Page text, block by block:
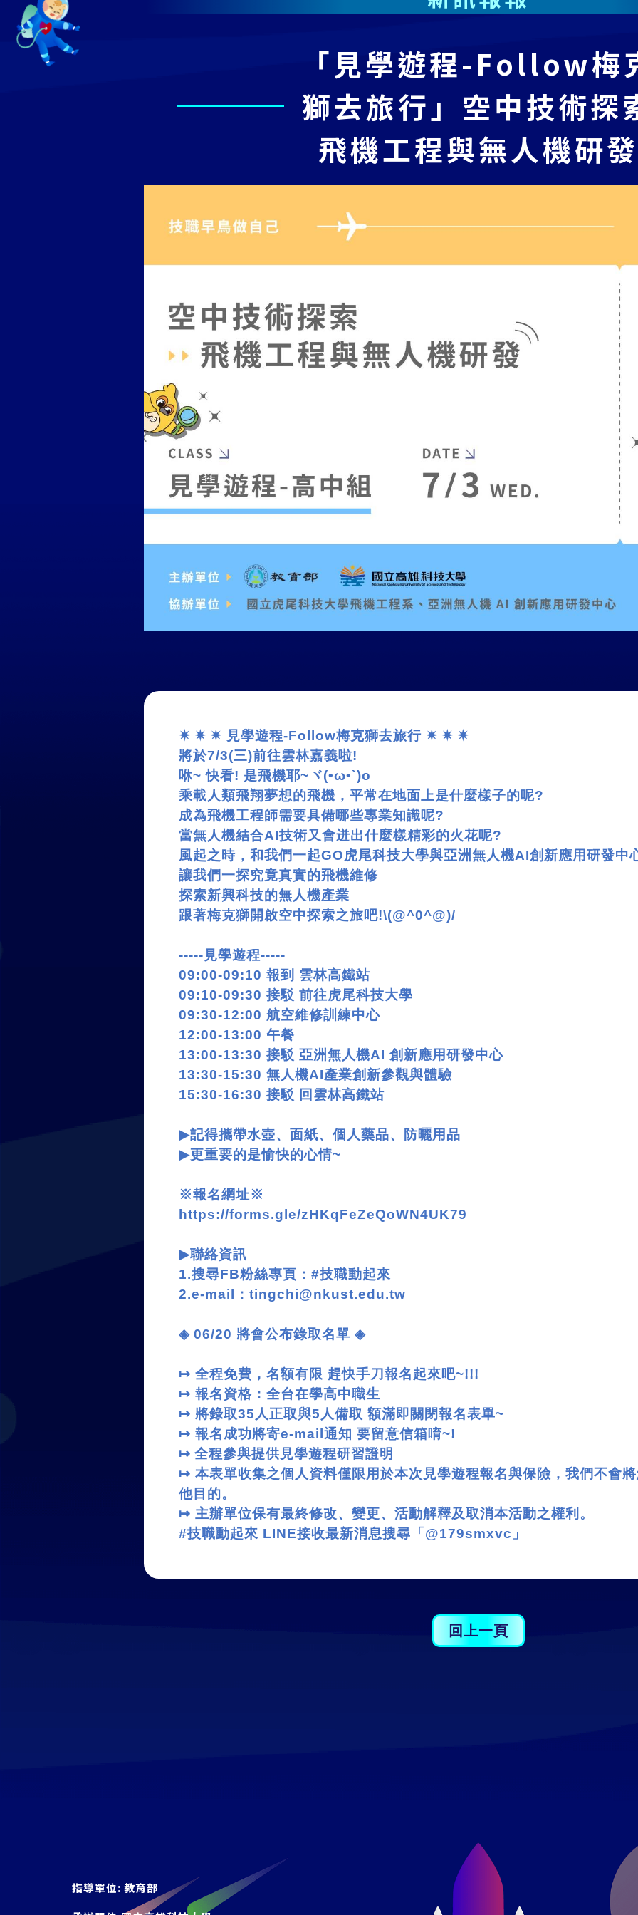
「見學遊程-Follow梅
獅去旅行」空中技術探
飛機工程與無人機研發
✷ ✷ ✷見學遊程-Follow梅克獅去旅行 ✷ ✷ ✷
將於7/3(三)前往雲林嘉義啦!
咻~快看! 是飛機耶~ ヾ(•ω•`)o
乘載人類飛翔夢想的飛機，平常在地面上是什麼樣子的呢?
成為飛機工程師需要具備哪些專業知識呢?
當無人機結合AI技術又會迸出什麼樣精彩的火花呢?
風起之時，和我們一起GO虎尾科技大學與亞洲無人機AI創新應用研發中
讓我們一探究竟真實的飛機維修
探索新興科技的無人機產業
跟著梅克獅開啟空中探索之旅吧!\(@^0^@)/
-----見學遊程-----
09:00-09:10 報到 雲林高鐵站
09:10-09:30 接駁 前往虎尾科技大學
09:30-12:00 航空維修訓練中心
12:00-13:00 午餐
13:00-13:30 接駁 亞洲無人機AI 創新應用研發中心
13:30-15:30 無人機AI產業創新參觀與體驗
15:30-16:30 接駁 回雲林高鐵站
▶記得攜帶水壺、面紙、個人藥品、防曬用品
▶更重要的是愉快的心情~
※報名網址※
https://forms.gle/zHKqFeZeQoWN4UK79
▶聯絡資訊
1.搜尋FB粉絲專頁： #技職動起來
2.e-mail
： tingchi@nkust.edu.tw
◈ 06/20 將會公布錄取名單 ◈
↦ 全程免費，名額有限 趕快手刀報名起來吧~!!!
↦ 報名資格：全台在學高中職生
↦ 將錄取35人正取與5人備取 額滿即關閉報名表單~
↦ 報名成功將寄e-mail 通知 要留意信箱唷~!
↦ 全程參與提供見學遊程研習證明
↦ 本表單收集之個人資料僅限用於本次見學遊程報名與保險，我們不會
他目的。
↦ 主辦單位保有最終修改、變更、活動解釋及取消本活動之權利。
#技職動起來 LINE接收最新消息搜尋「 @179smxvc 」
指導單位: 教育部